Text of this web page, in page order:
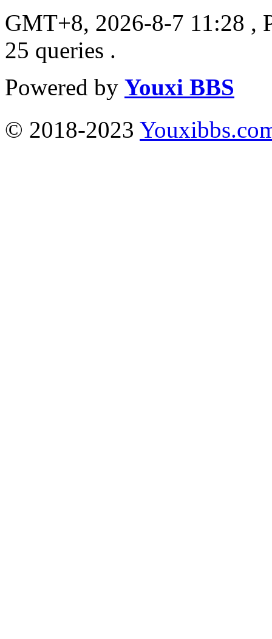
GMT+8, 2026-8-7 11:28 ,
25 queries .
Powered by Youxi BBS
© 2018-2023